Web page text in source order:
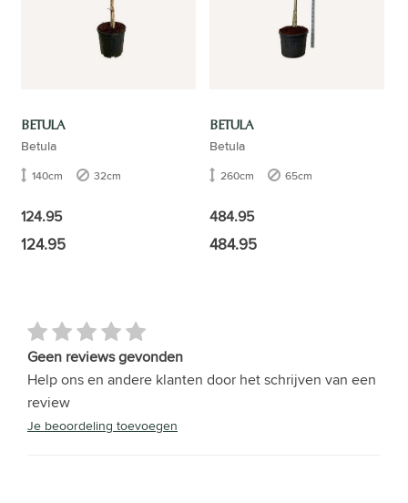
BETULA
Betula
140cm 32cm
124.95
124.95
BETULA
Betula
260cm 65cm
484.95
484.95
Geen reviews gevonden
Help ons en andere klanten door het schrijven van een
review
Je beoordeling toevoegen